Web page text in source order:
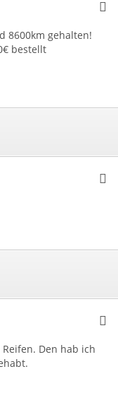
8600km gehalten!
bestellt
Den hab ich